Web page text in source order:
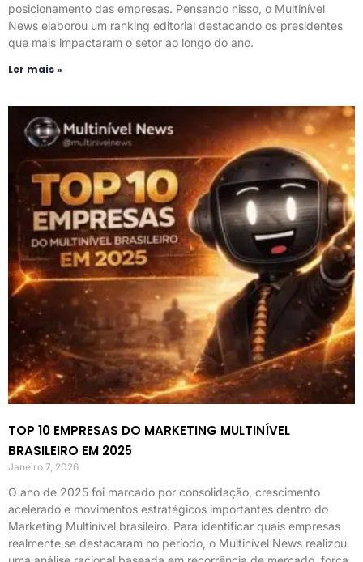
posicionamento das empresas. Pensando nisso, o Multinível
News elaborou um ranking editorial destacando os presidentes
que mais impactaram o setor ao longo do ano.
Ler mais »
TOP 10 EMPRESAS DO MARKETING MULTINÍVEL
BRASILEIRO EM 2025
Janeiro 7, 2026
O ano de 2025 foi marcado por consolidação, crescimento
acelerado e movimentos estratégicos importantes dentro do
Marketing Multinível brasileiro. Para identificar quais empresas
realmente se destacaram no período, o Multinível News realizou